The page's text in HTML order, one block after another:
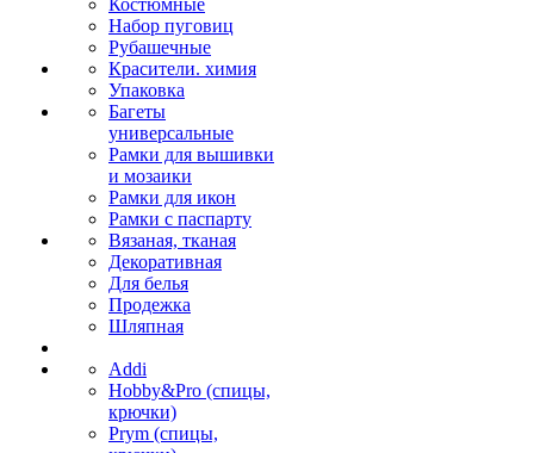
Костюмные
Набор пуговиц
Рубашечные
Красители. химия
Упаковка
Багеты
универсальные
Рамки для вышивки
и мозаики
Рамки для икон
Рамки с паспарту
Вязаная, тканая
Декоративная
Для белья
Продежка
Шляпная
Addi
Hobby&Pro (спицы,
крючки)
Prym (спицы,